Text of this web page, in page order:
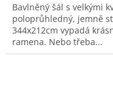
Bavlněný šál s velkými
poloprůhledný, jemně
344x212cm vypadá
ramena. Nebo třeba...